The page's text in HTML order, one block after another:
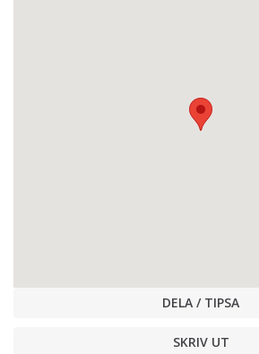
DELA / TIPSA
SKRIV UT